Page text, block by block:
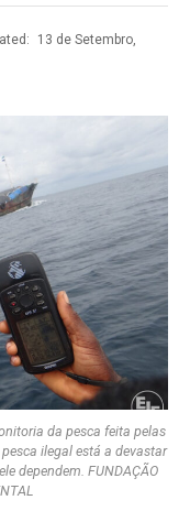
13 de Setembro,
da pesca feita pelas
ilegal está a devastar
dependem. FUNDAÇÃO